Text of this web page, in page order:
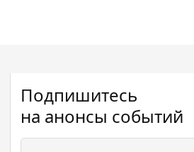
Подпишитесь
на анонсы событий